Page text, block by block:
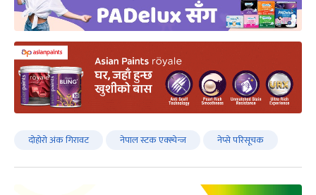
दोहोरो अंक गिरावट नेपाल स्टक एक्स्चेन्ज नेप्से परिसूचक